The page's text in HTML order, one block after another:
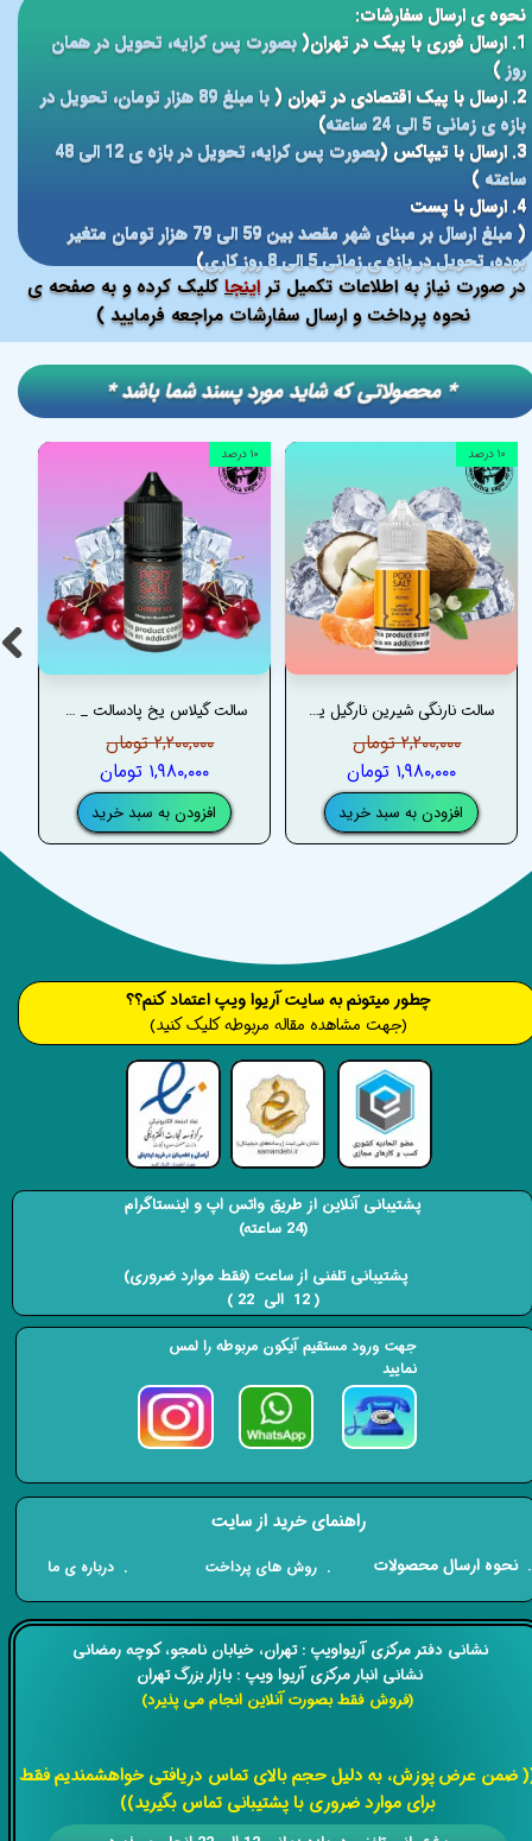
صورت نیاز به اطلاعات تکمیل تراینجا کلیک کرده و به صفحه ی
نحوه پرداخت و ارسال سفارشات مراجعه فرمایید )
نحوه ی ارسال سفارشات:
1. ارسال فوری با پیک در تهران(
بصورت پس کرایه، تحویل در همان
روز)
2. ارسال با پیک اقتصادی در تهران (
با مبلغ 89 هزار تومان، تحویل در
بازه ی زمانی 5 الی 24 ساعته
)
3. ارسال با تیپاکس (
بصورت پس کرایه، تحویل در بازه ی 12 الی 48
ساعته )
4. ارسال با پست
(
مبلغ ارسال بر مبنای شهر مقصد بین 59 الی 79 هزار تومان متغیر
بوده، تحویل در بازه ی زمانی 5 الی 8 روز کاری
)
سالت گیلاس یخ پادسالت _ PODSALT GRAPE ICE SALT
۲,۲۰۰,۰۰۰ تومان
۱,۹۸۰,۰۰۰ تومان
افزودن به سبد خرید
۱۰ درصد
سالت نارنگی شیرین نارگیل یخ پادسالت _ PODSALT SWEET TANGERINE COCONUT ICE NEXUS SALT
۲,۲۰۰,۰۰۰ تومان
۱,۹۸۰,۰۰۰ تومان
افزودن به سبد خرید
۱۰ درصد
​​* محصولاتی که شاید مورد پسند شما باشد *
​​نشانی دفتر مرکزی آریواویپ : تهران، خیابان نامجو،کوچه رمضانی
نشانی انبار مرکزی آریوا ویپ : بازار بزرگ تهران
(فروش فقط بصورت آنلاین انجام می پذیرد)
ضمن عرض پوزش، به دلیل حجم بالای تماس دریافتی خواهشمندیم فقط
برای موارد ضروری با پشتیبانی تماس بگیرید))
​​​چطور میتونم به سایت آریوا ویپ اعتماد کنم؟؟
(جهت مشاهده مقاله مربوطه کلیک کنید)
راهنمای خرید از سایت
​. نحوه ارسال محصولات . روش های پرداخت . درباره ی ما
پشتیبانی آنلاین از طریق واتس اپ و اینستاگرام
(24 ساعته)
​​​​​​​ پشتیبانی تلفنی از ساعت (فقط موارد ضروری)
( 12 الی 22 ) ​​​​​​​
جهت ورود مستقیم آیکون مربوطه را لمس
نمایید